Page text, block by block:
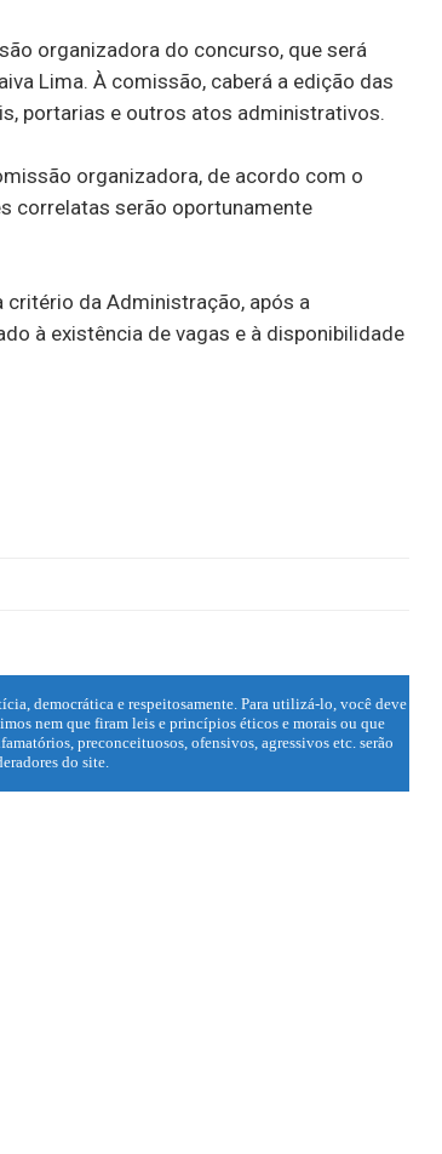
organizadora do concurso, que será
Lima. À comissão, caberá a edição das
portarias e outros atos administrativos.
organizadora, de acordo com o
correlatas serão oportunamente
da Administração, após a
à existência de vagas e à disponibilidade
democrática e respeitosamente. Para utilizá-lo, você deve
nem que firam leis e princípios éticos e morais ou que
preconceituosos, ofensivos, agressivos etc. serão
do site.